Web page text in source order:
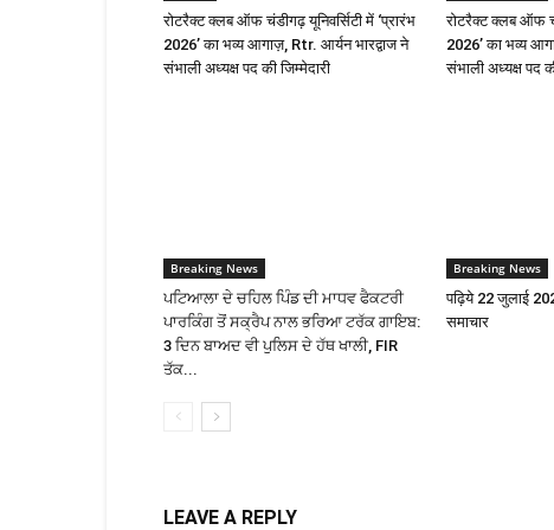
रोटरैक्ट क्लब ऑफ चंडीगढ़ यूनिवर्सिटी में ‘प्रारंभ
2026’ का भव्य आगाज़, Rtr. आर्यन भारद्वाज ने
संभाली अध्यक्ष पद की जिम्मेदारी
रोटरैक्ट क्लब ऑफ
2026’ का भव्य
संभाली अध्यक्ष पद
Breaking News
ਪਟਿਆਲਾ ਦੇ ਚਹਿਲ ਪਿੰਡ ਦੀ ਮਾਧਵ ਫੈਕਟਰੀ
ਪਾਰਕਿੰਗ ਤੋਂ ਸਕ੍ਰੈਪ ਨਾਲ ਭਰਿਆ ਟਰੱਕ ਗਾਇਬ:
3 ਦਿਨ ਬਾਅਦ ਵੀ ਪੁਲਿਸ ਦੇ ਹੱਥ ਖਾਲੀ, FIR
ਤੱਕ...
Breaking News
पढ़िये 22 जुलाई
समाचार
LEAVE A REPLY